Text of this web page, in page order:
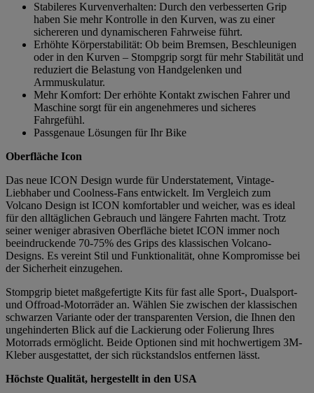
Stabileres Kurvenverhalten: Durch den verbesserten Grip
haben Sie mehr Kontrolle in den Kurven, was zu einer
sichereren und dynamischeren Fahrweise führt.
Erhöhte Körperstabilität: Ob beim Bremsen, Beschleunigen
oder in den Kurven – Stompgrip sorgt für mehr Stabilität und
reduziert die Belastung von Handgelenken und
Armmuskulatur.
Mehr Komfort: Der erhöhte Kontakt zwischen Fahrer und
Maschine sorgt für ein angenehmeres und sicheres
Fahrgefühl.
Passgenaue Lösungen für Ihr Bike
Oberfläche Icon
Das neue ICON Design wurde für Understatement, Vintage-
Liebhaber und Coolness-Fans entwickelt. Im Vergleich zum
Volcano Design ist ICON komfortabler und weicher, was es ideal
für den alltäglichen Gebrauch und längere Fahrten macht. Trotz
seiner weniger abrasiven Oberfläche bietet ICON immer noch
beeindruckende 70-75% des Grips des klassischen Volcano-
Designs. Es vereint Stil und Funktionalität, ohne Kompromisse bei
der Sicherheit einzugehen.
Stompgrip bietet maßgefertigte Kits für fast alle Sport-, Dualsport-
und Offroad-Motorräder an. Wählen Sie zwischen der klassischen
schwarzen Variante oder der transparenten Version, die Ihnen den
ungehinderten Blick auf die Lackierung oder Folierung Ihres
Motorrads ermöglicht. Beide Optionen sind mit hochwertigem 3M-
Kleber ausgestattet, der sich rückstandslos entfernen lässt.
Höchste Qualität, hergestellt in den USA